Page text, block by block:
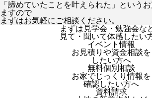
「諦めていたことを叶えられた」という
ますので
まずはお気軽にご相談ください。
まずは見学会・勉強会な
見て・聞いて体感したい
イベント情報
お見積りや資金相談を
したい方へ
無料個別相談
お家でじっくり情報を
確認したい方へ
資料請求